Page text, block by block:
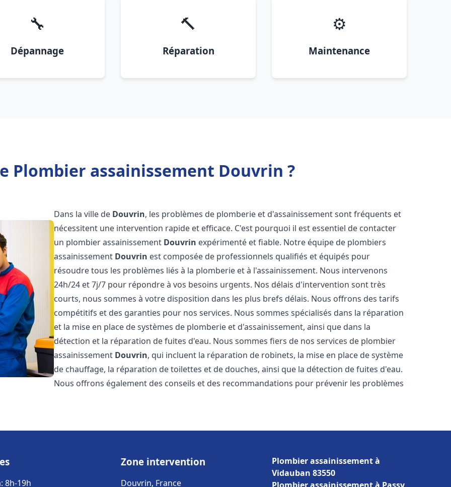
🔧
Dépannage
🔨
Réparation
⚙️
Maintenance
Plombier assainissement Douvrin ?
Dans la ville de Douvrin, les problèmes de plomberie et d'assainissement sont fréquents et
nécessitent une intervention rapide et efficace. C'est pourquoi il est essentiel de contacter
un plombier assainissement Douvrin expérimenté et fiable. Notre équipe de plombiers
assainissement Douvrin est composée de professionnels qualifiés et équipés pour
résoudre tous les problèmes liés à la plomberie et à l'assainissement. Nous intervenons
24h/24 et 7j/7 pour répondre à vos besoins urgents. Nos délais d'intervention sont très
courts, nous sommes à votre disposition dans les plus brefs délais. Nous offrons des tarifs
compétitifs et des garanties pour nos services. Nous sommes spécialisés dans la réparation
et la mise en place de systèmes de plomberie et d'assainissement, ainsi que dans la
détection et la réparation de fuites d'eau. Nous sommes fiers de nos services de plombier
assainissement Douvrin, qui incluent la réparation de robinets, la mise en place de système
de chauffage, la réparation de toilettes et de douches, ainsi que la détection de fuites d'eau.
Nous offrons également des conseils et des recommandations pour prévenir les problèmes
8h-19h
Zone intervention
Douvrin, France
Plombier assainissement à
Vidauban 83550